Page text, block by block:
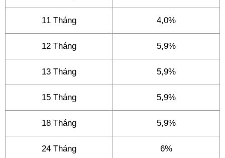
11 Tháng 4,0%
12 Tháng 5,9%
13 Tháng 5,9%
15 Tháng 5,9%
18 Tháng 5,9%
24 Tháng 6%